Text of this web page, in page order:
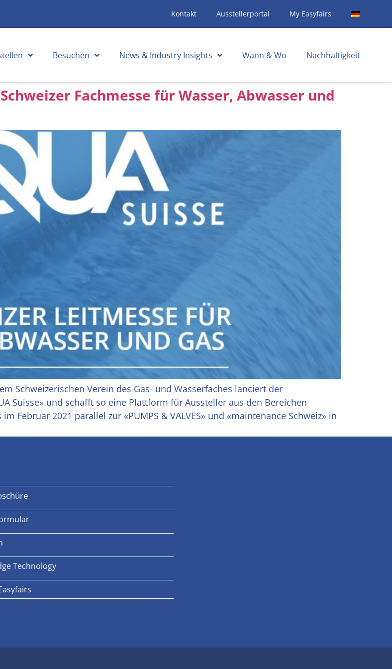
Kontakt Ausstellerportal My Easyfairs
Besuchen News & Industry Insights Wann & Wo Nachhaltigkeit
Fachmesse für Wasser, Abwasser und
Schweizerischen Verein des Gas- und Wasserfaches lanciert der
Suisse» und schafft so eine Plattform für Aussteller aus den Bereichen
Februar 2021 parallel zur «PUMPS & VALVES» und «maintenance Schweiz» in
Technology